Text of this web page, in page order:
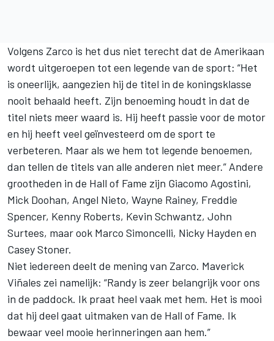
Volgens Zarco is het dus niet terecht dat de Amerikaan
wordt uitgeroepen tot een legende van de sport: “Het
is oneerlijk, aangezien hij de titel in de koningsklasse
nooit behaald heeft. Zijn benoeming houdt in dat de
titel niets meer waard is. Hij heeft passie voor de motor
en hij heeft veel geïnvesteerd om de sport te
verbeteren. Maar als we hem tot legende benoemen,
dan tellen de titels van alle anderen niet meer.” Andere
grootheden in de Hall of Fame zijn Giacomo Agostini,
Mick Doohan, Angel Nieto, Wayne Rainey, Freddie
Spencer, Kenny Roberts, Kevin Schwantz, John
Surtees, maar ook Marco Simoncelli, Nicky Hayden en
Casey Stoner.
Niet iedereen deelt de mening van Zarco. Maverick
Viñales zei namelijk: “Randy is zeer belangrijk voor ons
in de paddock. Ik praat heel vaak met hem. Het is mooi
dat hij deel gaat uitmaken van de Hall of Fame. Ik
bewaar veel mooie herinneringen aan hem.”